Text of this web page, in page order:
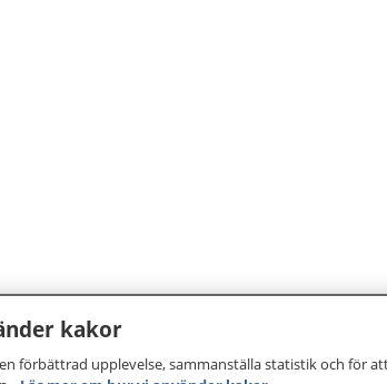
kakor
förbättrad upplevelse, sammanställa statistik och för